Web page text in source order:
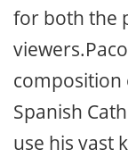
for both the
composition
Spanish
use his vast